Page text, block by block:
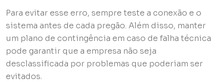
Para evitar esse erro, sempre teste a conexão e o
sistema antes de cada pregão. Além disso, manter
um plano de contingência em caso de falha técnica
pode garantir que a empresa não seja
desclassificada por problemas que poderiam ser
evitados.